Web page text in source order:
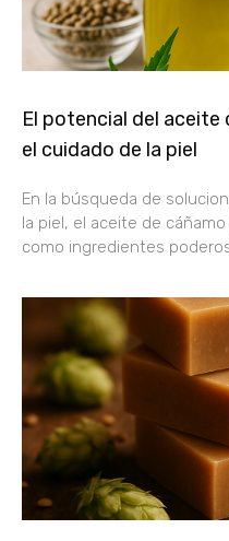
El potencial del aceite
el cuidado de la piel
En la búsqueda de
la piel, el aceite de
como ingredientes